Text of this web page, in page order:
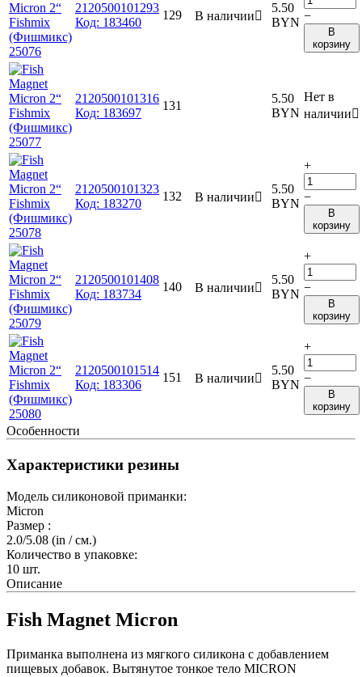
2120500101293
Код: 183460
129 В наличии
5.50
BYN −
В
корзину
2120500101316
Код: 183697
131
5.50
BYN
Нет в
наличии
2120500101323
Код: 183270
132 В наличии
5.50
BYN
+
−
В
корзину
2120500101408
Код: 183734
140 В наличии
5.50
BYN
+
−
В
корзину
2120500101514
Код: 183306
151 В наличии
5.50
BYN
+
−
В
корзину
Особенности
Характеристики резины
Модель силиконовой приманки:
Micron
Размер :
2.0/5.08 (in / см.)
Количество в упаковке:
10 шт.
Описание
Fish Magnet Micron
Приманка выполнена из мягкого силикона с добавлением
пищевых добавок. Вытянутое тонкое тело MICRON